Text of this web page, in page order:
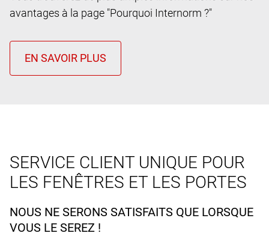
avantages à la page "Pourquoi Internorm ?"
SERVICE CLIENT UNIQUE POUR
LES FENÊTRES ET LES PORTES
NOUS NE SERONS SATISFAITS QUE LORSQUE
VOUS LE SEREZ !